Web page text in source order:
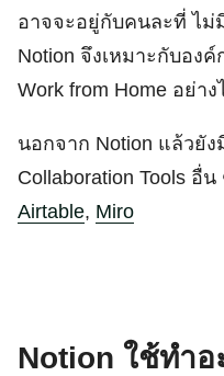
อาจจะอยู่กับคนละที่ ไม่
Notion จึงเหมาะกับอง
Work from Home อย่า
นอกจาก Notion แล้วยั
Collaboration Tools อื่น
Airtable, Miro
Notion ใช้ทำอ